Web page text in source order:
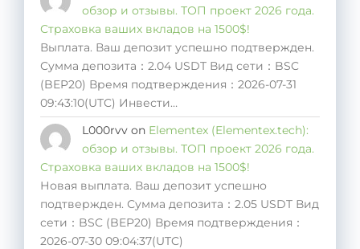
обзор и отзывы. ТОП проект 2026 года.
Страховка ваших вкладов на 1500$!
Выплата. Ваш депозит успешно подтвержден.
Сумма депозита：2.04 USDT Вид сети：BSC
(BEP20) Время подтверждения：2026-07-31
09:43:10(UTC) Инвести…
L000rvv on Elementex (Elementex.tech):
обзор и отзывы. ТОП проект 2026 года.
Страховка ваших вкладов на 1500$!
Новая выплата. Ваш депозит успешно
подтвержден. Сумма депозита：2.05 USDT Вид
сети：BSC (BEP20) Время подтверждения：
2026-07-30 09:04:37(UTC)